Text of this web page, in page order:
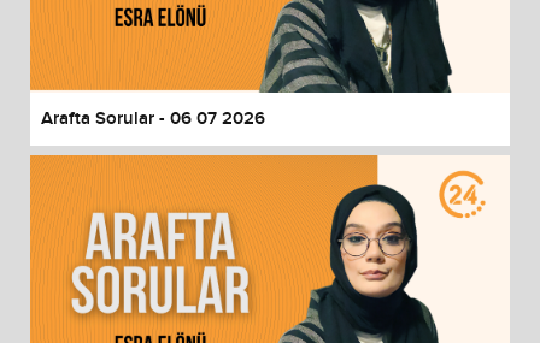
Arafta Sorular - 06 07 2026